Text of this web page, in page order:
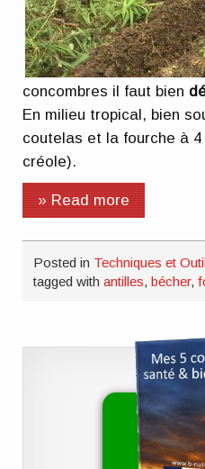
concombres il faut bien
En milieu tropical, bien
coutelas et la fourche à
créole).
» Read more
Posted in Techniques et
tagged withantilles,bécher,